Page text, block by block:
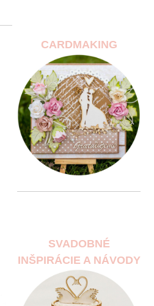
CARDMAKING
SVADOBNÉ
INŠPIRÁCIE A NÁVODY